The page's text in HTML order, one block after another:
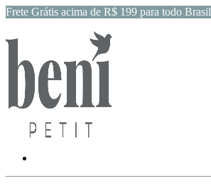
Frete Grátis acima de R$ 199 para todo Brasil